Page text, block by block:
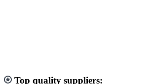
Top quality suppliers: